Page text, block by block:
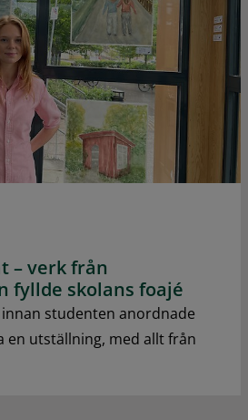
– verk från
fyllde skolans foajé
studenten anordnade
en utställning, med allt från